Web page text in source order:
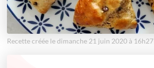
Recette créée le dimanche 21 juin 2020 à 16h27